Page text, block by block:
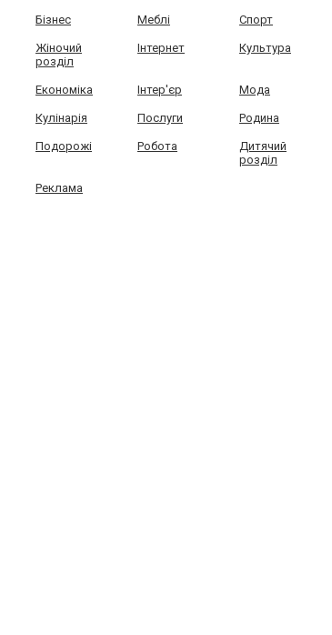
Бізнес Меблі Спорт
Жіночий
розділ
Інтернет Культура
Економіка Інтер'єр Мода
Кулінарія Послуги Родина
Подорожі Робота
Дитячий
розділ
Реклама